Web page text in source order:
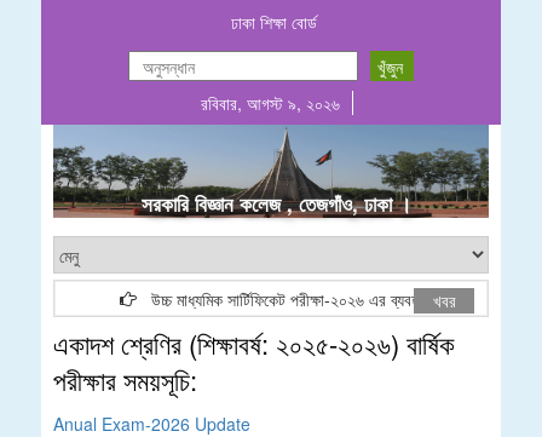
ঢাকা শিক্ষা বোর্ড
রবিবার, আগস্ট ৯, ২০২৬
.
সরকারি বিজ্ঞান কলেজ , তেজগাঁও, ঢাকা ।
উচ্চ মাধ্যমিক সার্টিফিকেট পরীক্ষা-২০২৬ এর ব্যবহারিক পরীক্ষার
খবর
একাদশ শ্রেণির (শিক্ষাবর্ষ: ২০২৫-২০২৬) বার্ষিক
পরীক্ষার সময়সূচি:
Anual Exam-2026 Update